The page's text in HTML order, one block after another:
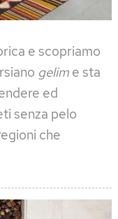
e scopriamo
gelim e sta
ed
senza pelo
che